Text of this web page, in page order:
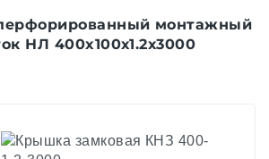
монтажный
НЛ 400x100х1.2х3000